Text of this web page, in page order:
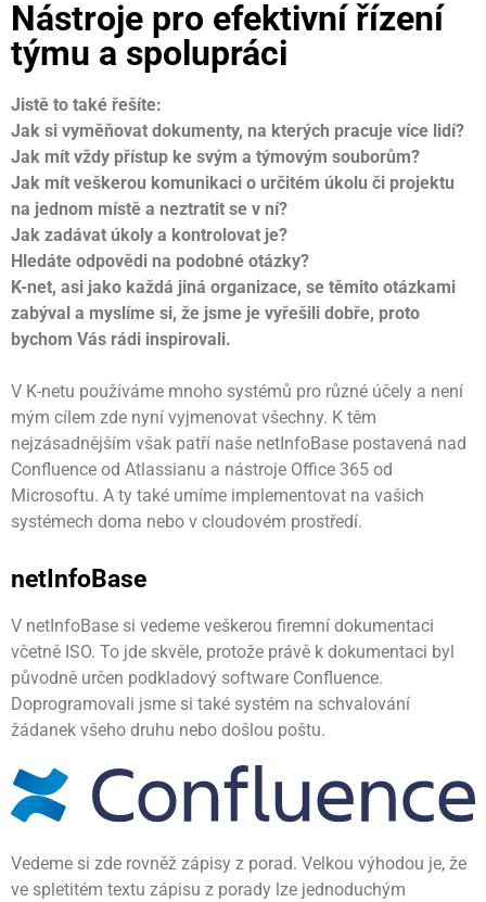
Nástroje pro efektivní řízení
týmu a spolupráci
Jistě to také řešíte:
Jak si vyměňovat dokumenty, na kterých pracuje více lidí?
Jak mít vždy přístup ke svým a týmovým souborům?
Jak mít veškerou komunikaci o určitém úkolu či projektu
na jednom místě a neztratit se v ní?
Jak zadávat úkoly a kontrolovat je?
Hledáte odpovědi na podobné otázky?
K-net, asi jako každá jiná organizace, se těmito otázkami
zabýval a myslíme si, že jsme je vyřešili dobře, proto
bychom Vás rádi inspirovali.
V K-netu používáme mnoho systémů pro různé účely a není
mým cílem zde nyní vyjmenovat všechny. K těm
nejzásadnějším však patří naše netInfoBase postavená nad
Confluence od Atlassianu a nástroje Office 365 od
Microsoftu. A ty také umíme implementovat na vašich
systémech doma nebo v cloudovém prostředí.
netInfoBase
V netInfoBase si vedeme veškerou firemní dokumentaci
včetně ISO. To jde skvěle, protože právě k dokumentaci byl
původně určen podkladový software Confluence.
Doprogramovali jsme si také systém na schvalování
žádanek všeho druhu nebo došlou poštu.
Vedeme si zde rovněž zápisy z porad. Velkou výhodou je, že
ve spletitém textu zápisu z porady lze jednoduchým